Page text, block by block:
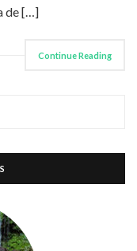
de […]
Continue Reading